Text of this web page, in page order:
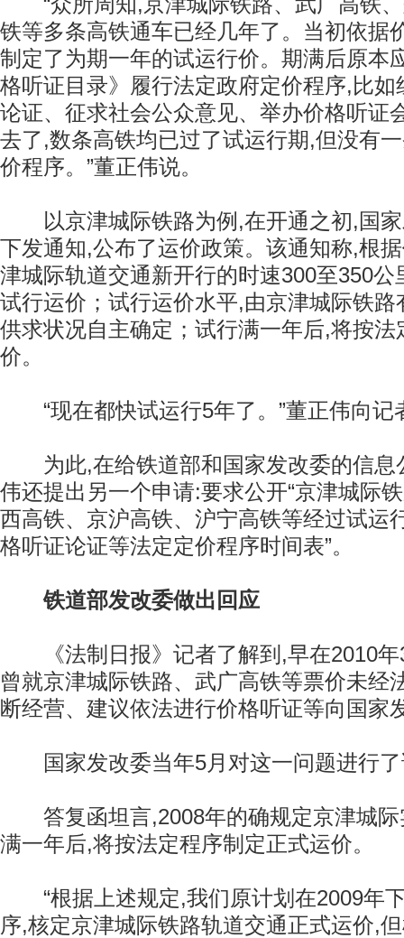
铁等多条高铁通车已经几年了。当初依据
制定了为期一年的试运行价。期满后原本
格听证目录》履行法定政府定价程序,比如
论证、征求社会公众意见、举办价格听证
去了,数条高铁均已过了试运行期,但没有
价程序。”董正伟说。
以京津城际铁路为例,在开通之初,国家
下发通知,公布了运价政策。该通知称,根
津城际轨道交通新开行的时速300至350公
试行运价；试行运价水平,由京津城际铁路
供求状况自主确定；试行满一年后,将按法
价。
“现在都快试运行5年了。”董正伟向记
为此,在给铁道部和国家发改委的信息
伟还提出另一个申请:要求公开“京津城际
西高铁、京沪高铁、沪宁高铁等经过试运
格听证论证等法定定价程序时间表”。
铁道部发改委做出回应
《法制日报》记者了解到,早在2010年
曾就京津城际铁路、武广高铁等票价未经
断经营、建议依法进行价格听证等向国家
国家发改委当年5月对这一问题进行了
答复函坦言,2008年的确规定京津城际
满一年后,将按法定程序制定正式运价。
“根据上述规定,我们原计划在2009年
序,核定京津城际铁路轨道交通正式运价,